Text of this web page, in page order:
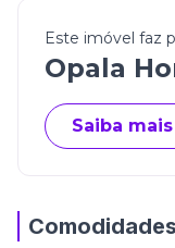
(Os valores
prévio)
Este imóvel faz
Opala
Saiba mais